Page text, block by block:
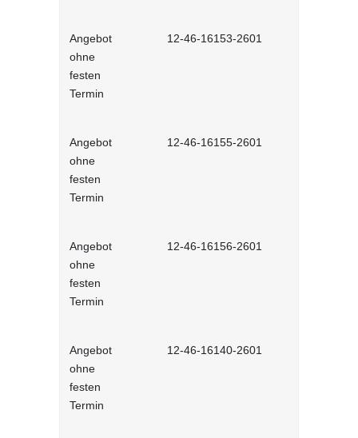
Angebot
ohne
festen
Termin
12-46-16153-2601
Angebot
ohne
festen
Termin
12-46-16155-2601
Angebot
ohne
festen
Termin
12-46-16156-2601
Angebot
ohne
festen
Termin
12-46-16140-2601